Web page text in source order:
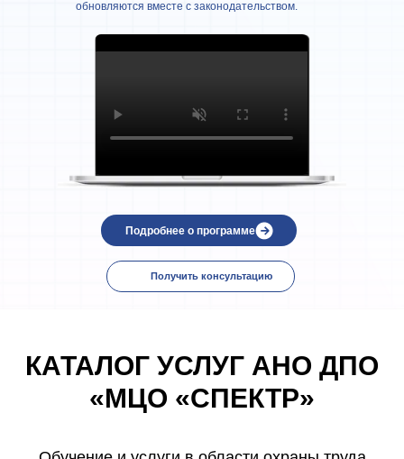
Получить консультацию
Подробнее о программе
обновляются вместе с законодательством.
КАТАЛОГ УСЛУГ АНО ДПО
«МЦО «СПЕКТР»